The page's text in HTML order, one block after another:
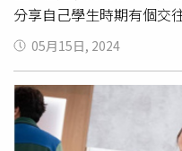
分享自己學生時期有個交
閨密上床而分手，對方還
回，讓她感到傻眼。愛雅
（圖／緯來戲劇台提供）
口才很好，很會包裝他
比較性感，男友就洗腦說
蒙羞嗎？」一開始都說支
05月15日, 2024